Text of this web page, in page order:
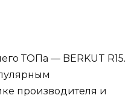
ТОПа — BERKUT R15.
производителя и